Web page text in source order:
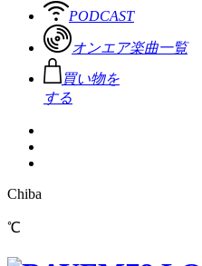
PODCAST
オンエア楽曲一覧
買い物を
する
Chiba
℃